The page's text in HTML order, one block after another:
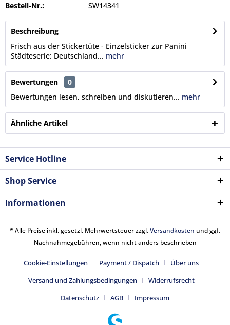
Bestell-Nr.: SW14341
Beschreibung
Frisch aus der Stickertüte - Einzelsticker zur Panini
Städteserie: Deutschland... mehr
Bewertungen
0
Bewertungen lesen, schreiben und diskutieren... mehr
Ähnliche Artikel
Service Hotline
Shop Service
Informationen
* Alle Preise inkl. gesetzl. Mehrwertsteuer zzgl.Versandkosten und ggf.
Nachnahmegebühren, wenn nicht anders beschrieben
Cookie-Einstellungen Payment / Dispatch
Über uns
Versand und Zahlungsbedingungen
Widerrufsrecht
Datenschutz
AGB Impressum